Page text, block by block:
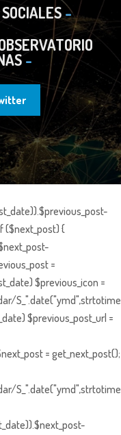
($next_post) {
=
$previous_icon =
$previous_post_url =
= get_next_post();